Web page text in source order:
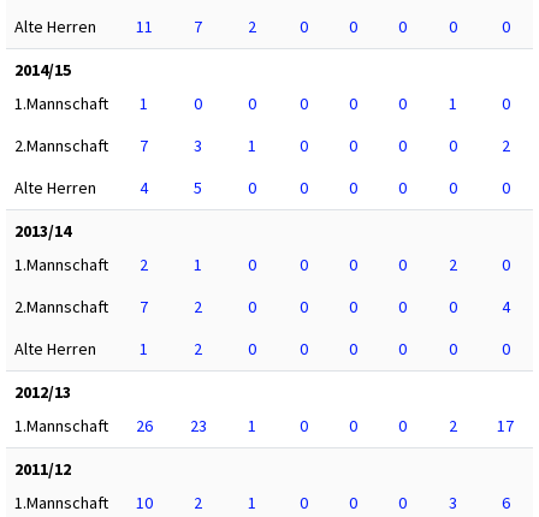
Alte Herren
11 7 2 0 0 0 0
0
2014/15
1.Mannschaft
1 0 0 0 0 0 1
0
2.Mannschaft
7 3 1 0 0 0 0
2
Alte Herren
4 5 0 0 0 0 0
0
2013/14
1.Mannschaft
2 1 0 0 0 0 2
0
2.Mannschaft
7 2 0 0 0 0 0
4
Alte Herren
1 2 0 0 0 0 0
0
2012/13
1.Mannschaft
26 23 1 0 0 0 2
17
2011/12
1.Mannschaft
10 2 1 0 0 0 3
6